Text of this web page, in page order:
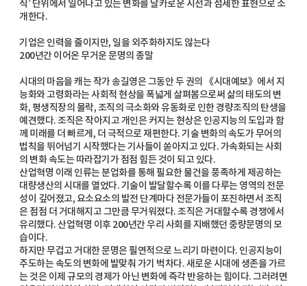
직’ 단위에서 일어나고 있는 변화를 날카로운 시선과 섬세한 표현으로 소
개한다.
기업은 인력을 줄이지만, 일을 외주화하지도 않는다
200년간 이어온 무거운 문명의 종말
시대의 마음을 캐는 작가 송길영은 그동안 두 권의 《시대예보》에서 지
능화와 고령화라는 사회적 현상을 폭넓게 살펴봄으로써 삶의 태도의 변
화, 평생직장의 몰락, 조직의 극소화와 유동화로 인한 경량조직의 탄생을
예견했다. 조직은 작아지고 개인은 커지는 현상은 인공지능의 도입과 함
께 미래를 더 빠르게, 더 극적으로 재편한다. 기술 변화의 속도가 무어의
법칙을 뛰어넘기 시작했다는 기사들이 쏟아지고 있다. 가속화되는 사회
의 변화 속도는 따라잡기가 점점 힘든 것이 되고 있다.
산업혁명 이래 인류는 분업화를 통해 필요한 물건을 풍족하게 제공하는
대량생산의 시대를 열었다. 기술이 발달할수록 이를 다루는 영역의 전문
성이 깊어졌고, 요소요소의 발전 단계마다 전문가들이 포진하면서 조직
은 점점 더 거대해지고 그만큼 무거워졌다. 조직은 거대할수록 경쟁에서
유리했다. 산업혁명 이후 200년간 우리 사회를 지배했던 중량문명의 모
습이다.
하지만 무겁고 거대한 문명은 필연적으로 느리기 마련이다. 인공지능이
주도하는 속도의 변화에 발맞춰 가기 벅차다. 새로운 시대에 생존을 가르
는 것은 이제 규모의 경제가 아닌 변화에 즉각 반응하는 힘이다. 그러려면